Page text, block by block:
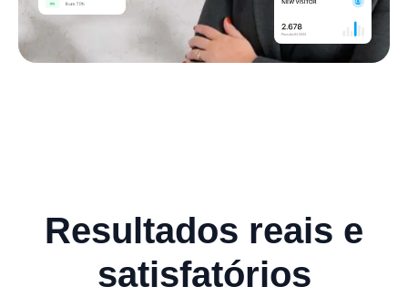
Resultados reais e
satisfatórios